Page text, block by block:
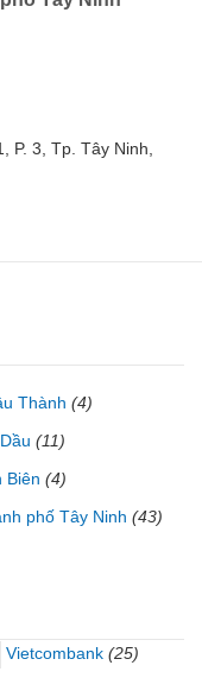
P. 3, Tp. Tây Ninh,
Thành (4)
(11)
Biên (4)
phố Tây Ninh (43)
Vietcombank (25)